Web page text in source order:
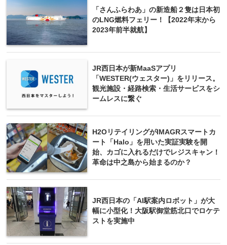
「さんふらわあ」の新造船２隻は日本初
のLNG燃料フェリー！【2022年末から
2023年前半就航】
JR西日本が新MaaSアプリ
「WESTER(ウェスター)」をリリース。
観光施設・経路検索・生活サービスをシ
ームレスに繋ぐ
H2OリテイリングがIMAGRスマートカ
ート「Halo」を用いた実証実験を開
始、カゴに入れるだけでレジスキャン！
革命は中之島から始まるのか？
JR西日本の「AI駅案内ロボット」が大
幅に小型化！大阪駅御堂筋北口でロケテ
ストを実施中